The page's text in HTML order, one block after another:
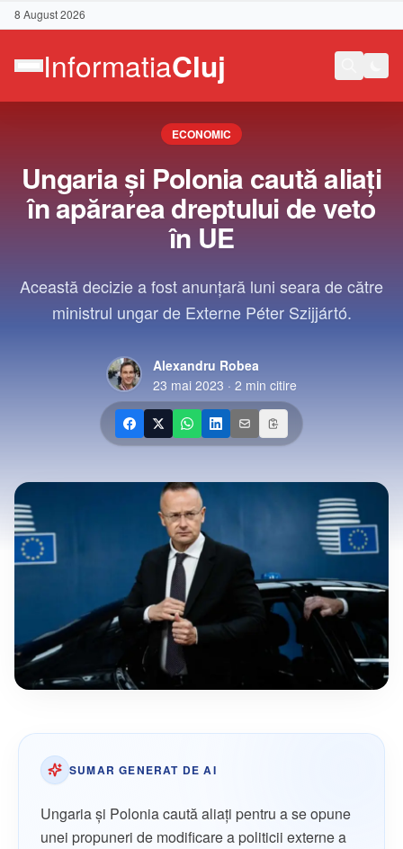
8 August 2026
ECONOMIC
Ungaria şi Polonia caută aliaţi
în apărarea dreptului de veto
în UE
Această decizie a fost anunţară luni seara de către
ministrul ungar de Externe Péter Szijjártó.
Alexandru Robea
23 mai 2023 · 2 min citire
SUMAR GENERAT DE AI
Ungaria şi Polonia caută aliaţi pentru a se opune
unei propuneri de modificare a politicii externe a